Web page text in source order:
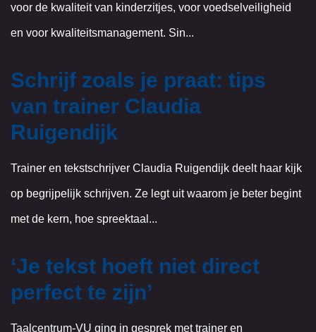
voor de kwaliteit van kinderzitjes, voor voedselveiligheid
en voor kwaliteitsmanagement. Sin...
Schrijf zoals je praat: tips
van trainer Claudia
Ruigendijk
Trainer en tekstschrijver Claudia Ruigendijk deelt haar kijk
op begrijpelijk schrijven. Ze legt uit waarom je beter begint
met de kern, hoe spreektaal...
‘Je tekst hoeft niet direct
perfect te zijn’
Taalcentrum-VU ging in gesprek met trainer en